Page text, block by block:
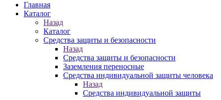
Главная
Каталог
Назад
Каталог
Средства защиты и безопасности
Назад
Средства защиты и безопасности
Заземления переносные
Средства индивидуальной защиты человека
Назад
Средства индивидуальной защиты